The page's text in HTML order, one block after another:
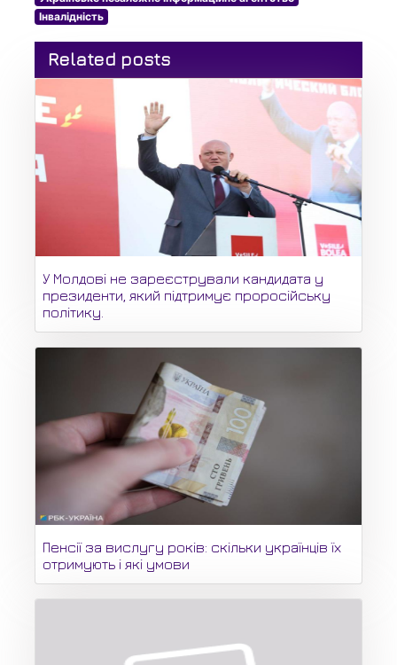
Інвалідність
Related posts
У Молдові не зареєстрували кандидата у
президенти, який підтримує проросійську
політику.
Пенсії за вислугу років: скільки українців їх
отримують і які умови